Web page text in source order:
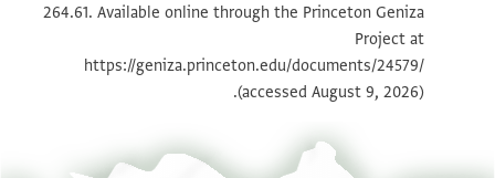
תנאי היתר שימוש בתצלום
264.61. Available online through the Princeton Geniza
Project at
https://geniza.princeton.edu/documents/24579/
(accessed August 9, 2026).